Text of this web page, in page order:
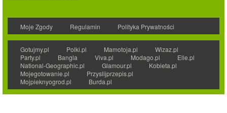
Moje Zgody Regulamin Polityka Prywatności
Gotujmy.pl Polki.pl Mamotoja.pl
Wizaz.pl
Party.pl
Bangla Viva.pl Modago.pl
Elle.pl
National-Geographic.pl
Glamour.pl
Kobieta.pl
Mojegotowanie.pl
Przyslijprzepis.pl
Mojpieknyogrod.pl
Burda.pl